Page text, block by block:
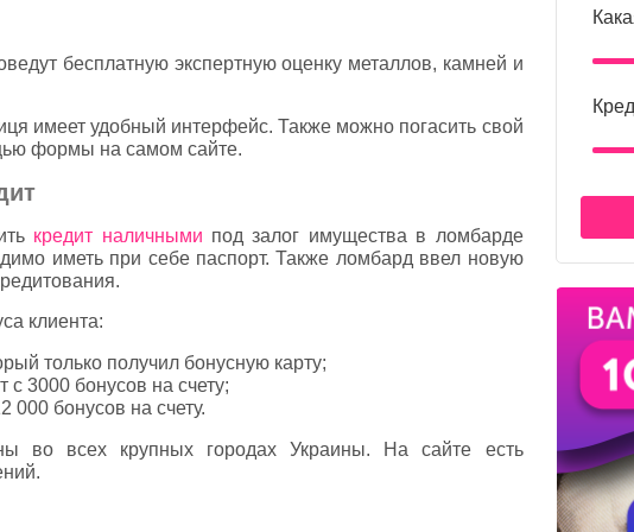
бесплатную экспертную оценку металлов, камней и
имеет удобный интерфейс. Также можно погасить свой
формы на самом сайте.
кредит наличными под залог имущества в ломбарде
иметь при себе паспорт. Также ломбард ввел новую
клиента:
только получил бонусную карту;
с 3000 бонусов на счету;
000 бонусов на счету.
во всех крупных городах Украины. На сайте есть